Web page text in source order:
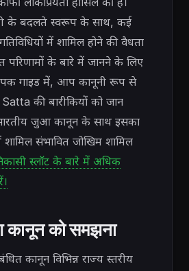
के बदलते स्वरूप के साथ, कई
में शामिल होने की वैधता
के बारे में जानने के लिए
गाइड में, आप कानूनी रूप से
की बारीकियों को जान
जुआ कानून के साथ इसका
संभावित जोखिम शामिल
स्लॉट के बारे में अधिक
कानून को समझना
कानून विभिन्न राज्य स्तरीय